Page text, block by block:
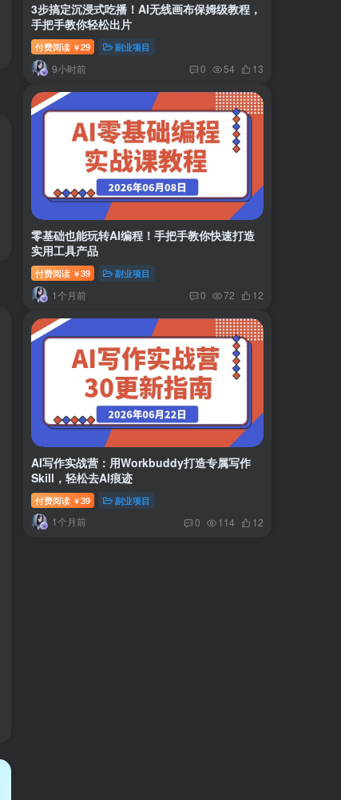
两款APP，简单的粘贴复制，两分钟八元钱，无限做，执行就有收入 2024最新风口项目 低密度蓝海赛道，日收益5000+周收益4w+…
3步搞定沉浸式吃播！AI无线画布保姆级教程，
手把手教你轻松出片
付费阅读 ￥29 副业项目
9小时前 0 54 13
零基础也能玩转AI编程！手把手教你快速打造
实用工具产品
付费阅读 ￥39 副业项目
1个月前 0 72 12
AI写作实战营：用Workbuddy打造专属写作
Skill，轻松去AI痕迹
付费阅读 ￥39 副业项目
1个月前 0 114 12